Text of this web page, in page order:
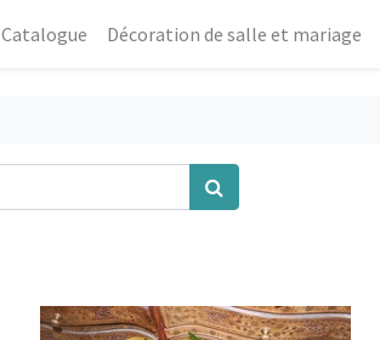
Catalogue Décoration de salle et mariage